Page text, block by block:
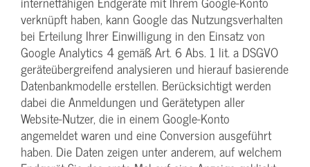
verknüpft haben, kann Google das Nutzungsverhalten
bei Erteilung Ihrer Einwilligung in den Einsatz von
Google Analytics 4 gemäß Art. 6 Abs. 1 lit. a DSGVO
geräteübergreifend analysieren und hierauf basierende
Datenbankmodelle erstellen. Berücksichtigt werden
dabei die Anmeldungen und Gerätetypen aller
Website-Nutzer, die in einem Google-Konto
angemeldet waren und eine Conversion ausgeführt
haben. Die Daten zeigen unter anderem, auf welchem